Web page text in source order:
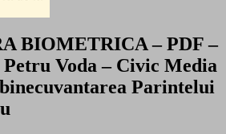
BIOMETRICA – PDF –
Voda – Civic Media
Parintelui